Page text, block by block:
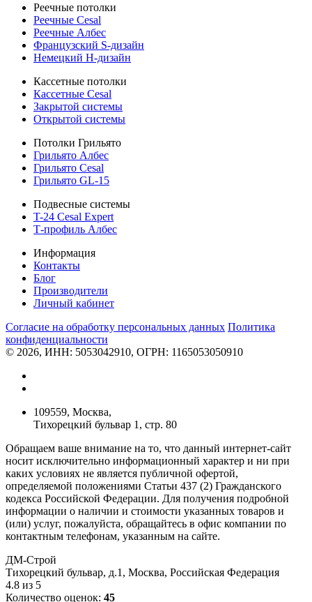
Реечные потолки
Реечные Cesal
Реечные Албес
Французский S-дизайн
Немецкий H-дизайн
Кассетные потолки
Кассетные Cesal
Закрытой системы
Открытой системы
Потолки Грильято
Грильято Албес
Грильято Cesal
Грильято GL-15
Подвесные системы
T-24 Cesal Expert
Т-профиль Албес
Информация
Контакты
Блог
Производители
Личный кабинет
Согласие на обработку персональных данных Политикa
конфиденциальности
© 2026, ИНН: 5053042910, ОГРН: 1165053050910
109559, Москва,
Тихорецкий бульвар 1, стр. 80
Обращаем ваше внимание на то, что данный интернет-сайт
носит исключительно информационный характер и ни при
каких условиях не является публичной офертой,
определяемой положениями Статьи 437 (2) Гражданского
кодекса Российской Федерации. Для получения подробной
информации о наличии и стоимости указанных товаров и
(или) услуг, пожалуйста, обращайтесь в офис компании по
контактным телефонам, указанным на сайте.
ДМ-Строй
Тихорецкий бульвар, д.1 , Москва, Российская Федерация
4.8 из 5
Количество оценок: 45